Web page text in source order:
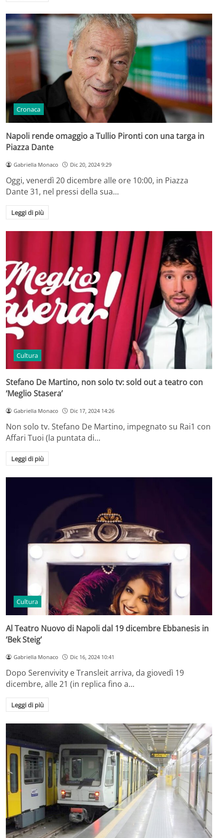
Cronaca
Napoli rende omaggio a Tullio Pironti con una targa in
Piazza Dante
Gabriella Monaco Dic 20, 2024 9:29
Oggi, venerdì 20 dicembre alle ore 10:00, in Piazza
Dante 31, nel pressi della sua…
Leggi di più
Cultura
Stefano De Martino, non solo tv: sold out a teatro con
‘Meglio Stasera’
Gabriella Monaco Dic 17, 2024 14:26
Non solo tv. Stefano De Martino, impegnato su Rai1 con
Affari Tuoi (la puntata di…
Leggi di più
Cultura
Al Teatro Nuovo di Napoli dal 19 dicembre Ebbanesis in
‘Bek Steig’
Gabriella Monaco Dic 16, 2024 10:41
Dopo Serenvivity e Transleit arriva, da giovedì 19
dicembre, alle 21 (in replica fino a…
Leggi di più